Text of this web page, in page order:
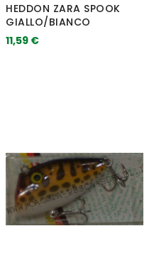
HEDDON ZARA SPOOK
GIALLO/BIANCO
11,59 €